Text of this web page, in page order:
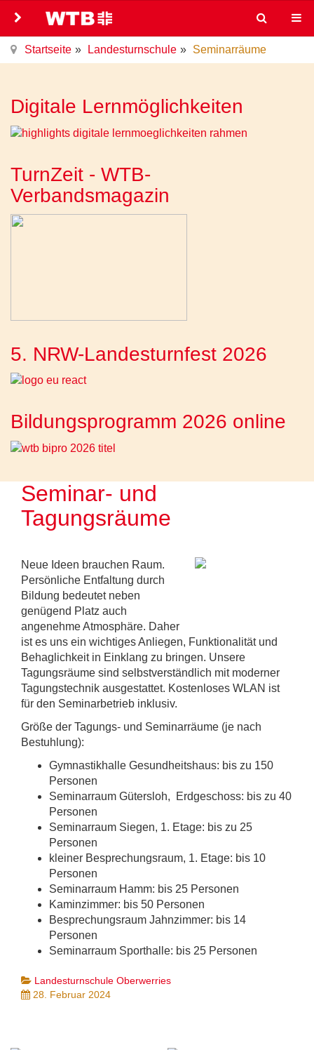
Startseite Landesturnschule Seminarräume
Digitale Lernmöglichkeiten
TurnZeit - WTB-
Verbandsmagazin
5. NRW-Landesturnfest 2026
Bildungsprogramm 2026 online
Seminar- und
Tagungsräume
Neue Ideen brauchen Raum.
Persönliche Entfaltung durch
Bildung bedeutet neben
genügend Platz auch
angenehme Atmosphäre. Daher
ist es uns ein wichtiges Anliegen, Funktionalität und
Behaglichkeit in Einklang zu bringen. Unsere
Tagungsräume sind selbstverständlich mit moderner
Tagungstechnik ausgestattet. Kostenloses WLAN ist
für den Seminarbetrieb inklusiv.
Größe der Tagungs- und Seminarräume (je nach
Bestuhlung):
Gymnastikhalle Gesundheitshaus: bis zu 150
Personen
Seminarraum Gütersloh, Erdgeschoss: bis zu 40
Personen
Seminarraum Siegen, 1. Etage: bis zu 25
Personen
kleiner Besprechungsraum, 1. Etage: bis 10
Personen
Seminarraum Hamm: bis 25 Personen
Kaminzimmer: bis 50 Personen
Besprechungsraum Jahnzimmer: bis 14
Personen
Seminarraum Sporthalle: bis 25 Personen
Landesturnschule Oberwerries
28. Februar 2024